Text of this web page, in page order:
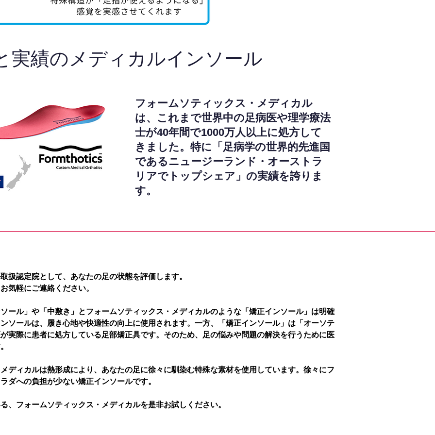
実績のメディカルインソール
フォームソティックス・メディカル
は、これまで世界中の足病医や理学療法
士が40年間で1000万人以上に処方して
きました。特に「足病学の世界的先進国
であるニュージーランド・オーストラ
リアでトップシェア」の実績を誇りま
す。
扱認定院として、あなたの足の状態を評価します。
気軽にご連絡ください。
ール」や「中敷き」とフォームソティックス・メディカルのような「矯正インソール」は明確
ソールは、履き心地や快適性の向上に使用されます。一方、「矯正インソール」は「オーソテ
実際に患者に処方している足部矯正具です。そのため、足の悩みや問題の解決を行うために医
ディカルは熱形成により、あなたの足に徐々に馴染む特殊な素材を使用しています。徐々にフ
ダへの負担が少ない矯正インソールです。
、フォームソティックス・メディカルを是非お試しください。